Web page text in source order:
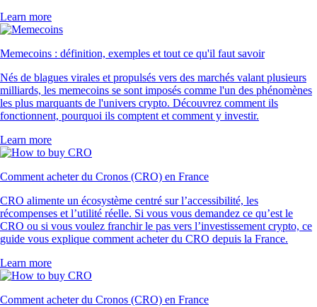
Learn more
Memecoins : définition, exemples et tout ce qu'il faut savoir
Nés de blagues virales et propulsés vers des marchés valant plusieurs
milliards, les memecoins se sont imposés comme l'un des phénomènes
les plus marquants de l'univers crypto. Découvrez comment ils
fonctionnent, pourquoi ils comptent et comment y investir.
Learn more
Comment acheter du Cronos (CRO) en France
CRO alimente un écosystème centré sur l’accessibilité, les
récompenses et l’utilité réelle. Si vous vous demandez ce qu’est le
CRO ou si vous voulez franchir le pas vers l’investissement crypto, ce
guide vous explique comment acheter du CRO depuis la France.
Learn more
Comment acheter du Cronos (CRO) en France